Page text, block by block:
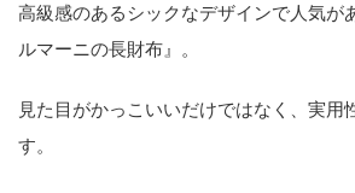
高級感のあるシックなデザインで人気が
ルマーニの長財布』。
見た目がかっこいいだけではなく、実用
す。